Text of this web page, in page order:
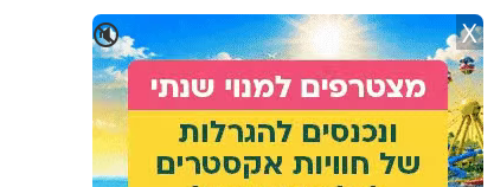
🔇 X